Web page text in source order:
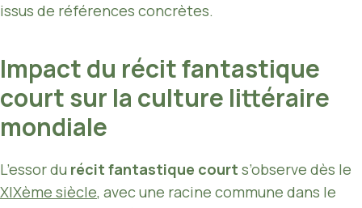
issus de références concrètes.
Impact du récit fantastique
court sur la culture littéraire
mondiale
L’essor du récit fantastique court s’observe dès le
XIXème siècle, avec une racine commune dans le